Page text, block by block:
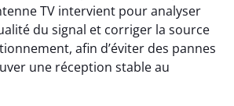
TV intervient pour analyser
du signal et corriger la source
afin d’éviter des pannes
une réception stable au